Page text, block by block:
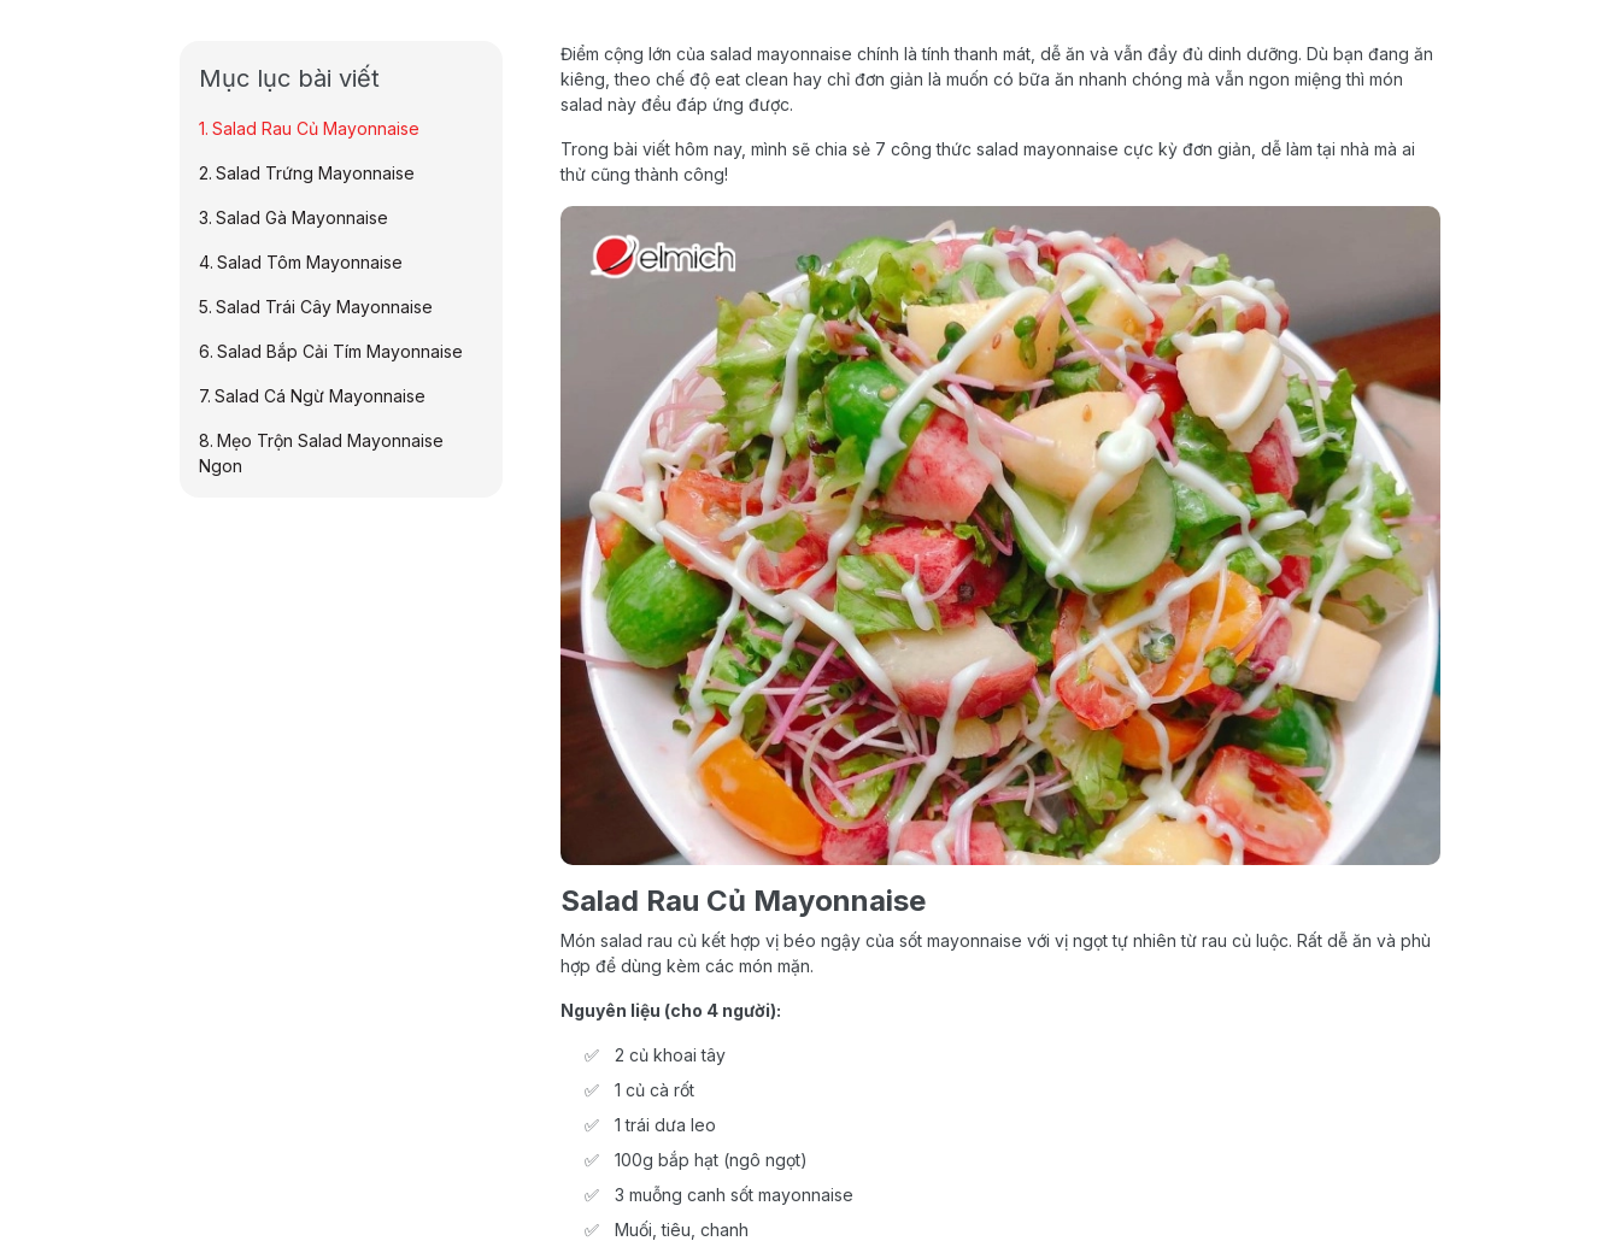
Điểm cộng lớn của salad mayonnaise chính là tính thanh mát, dễ ăn và vẫn đầy đủ dinh dưỡng. Dù bạn đang ăn
kiêng, theo chế độ eat clean hay chỉ đơn giản là muốn có bữa ăn nhanh chóng mà vẫn ngon miệng thì món
salad này đều đáp ứng được.
Trong bài viết hôm nay, mình sẽ chia sẻ 7 công thức salad mayonnaise cực kỳ đơn giản, dễ làm tại nhà mà ai
thử cũng thành công!
Salad Rau Củ Mayonnaise
Món salad rau củ kết hợp vị béo ngậy của sốt mayonnaise với vị ngọt tự nhiên từ rau củ luộc. Rất dễ ăn và phù
hợp để dùng kèm các món mặn.
Nguyên liệu (cho 4 người):
2 củ khoai tây
1 củ cà rốt
1 trái dưa leo
100g bắp hạt (ngô ngọt)
3 muỗng canh sốt mayonnaise
Muối, tiêu, chanh
Mục lục bài viết
Salad Rau Củ Mayonnaise
Salad Trứng Mayonnaise
Salad Gà Mayonnaise
Salad Tôm Mayonnaise
Salad Trái Cây Mayonnaise
Salad Bắp Cải Tím Mayonnaise
Salad Cá Ngừ Mayonnaise
Mẹo Trộn Salad Mayonnaise
Ngon